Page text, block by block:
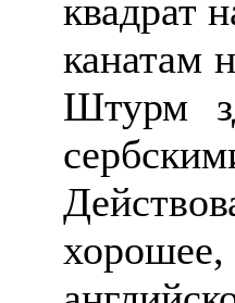
квадрат
канатам
Штурм